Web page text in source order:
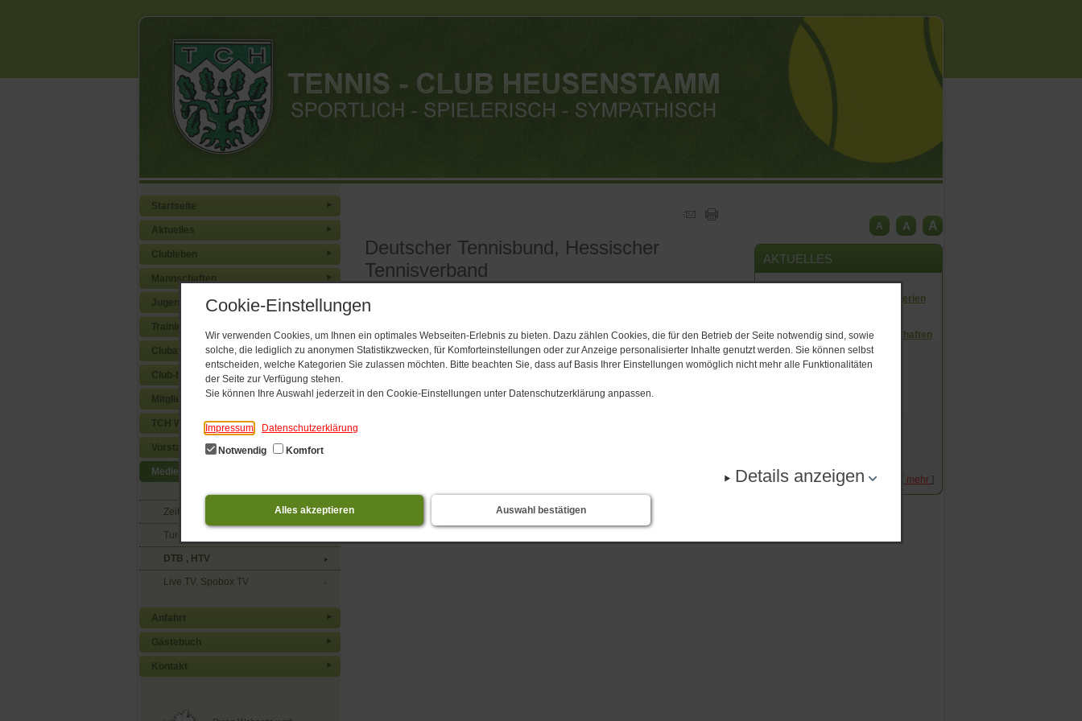
Cookie-Einstellungen
Wir verwenden Cookies, um Ihnen ein optimales Webseiten-Erlebnis zu bieten. Dazu zählen Cookies, die für den Betrieb der Seite notwendig sind, sowie
solche, die lediglich zu anonymen Statistikzwecken, für Komforteinstellungen oder zur Anzeige personalisierter Inhalte genutzt werden. Sie können selbst
entscheiden, welche Kategorien Sie zulassen möchten. Bitte beachten Sie, dass auf Basis Ihrer Einstellungen womöglich nicht mehr alle Funktionalitäten
der Seite zur Verfügung stehen.
Sie können Ihre Auswahl jederzeit in den Cookie-Einstellungen unter Datenschutzerklärung anpassen.
Impressum
Datenschutzerklärung
Notwendig
Komfort
Details anzeigen
Alles akzeptieren Auswahl bestätigen
Startseite
Aktuelles
Clubleben
Mannschaften
Jugend
Training
Clubanlage
Club-Info
Mitgliedschaft
TCH Webshop
Vorstand und Kontakte
Medienlink
Zeitschriften
Turniere
DTB , HTV
Live TV, Spobox TV
Anfahrt
Gästebuch
Kontakt
Deutscher Tennisbund, Hessischer
Tennisverband
Deutscher Tennisbund
zurück Senden Drucken nach oben
A A A
AKTUELLES
Jugend-Camp in den Sommerferien
Ausschreibung Clubmeisterschaften
2026
02.​07.​2026
[ mehr ]